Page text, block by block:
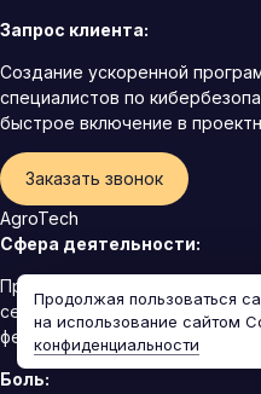
Запрос клиента:
Создание ускоренной
специалистов по
быстрое включение в
Заказать звонок
AgroTech
Сфера деятельности:
Производитель и поставщик
сельскохозяйственного
фермеров и агрохолдингов
Боль:
Продолжая пользоваться
на использование сайтом
конфиденциальности